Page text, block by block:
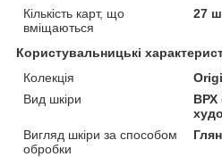
Кількість карт, що
вміщаються
27
Користувальницькі
Колекція
Вид шкіри
ВРХ
Вигляд шкіри за способом
обробки